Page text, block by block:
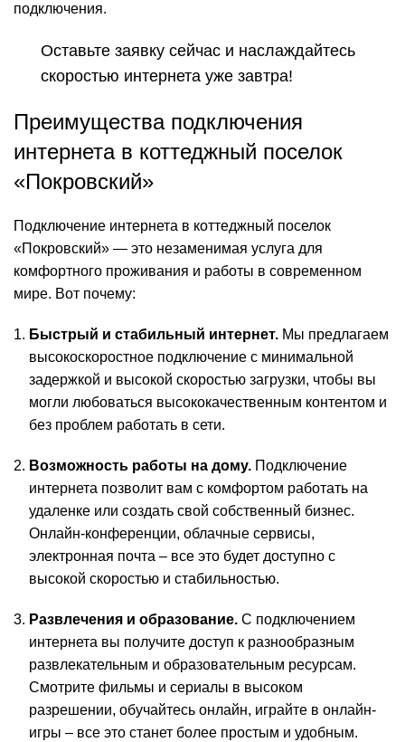
подключения.
Оставьте заявку сейчас и наслаждайтесь
скоростью интернета уже завтра!
Преимущества подключения
интернета в коттеджный поселок
«Покровский»
Подключение интернета в коттеджный поселок
«Покровский» — это незаменимая услуга для
комфортного проживания и работы в современном
мире. Вот почему:
Быстрый и стабильный интернет. Мы предлагаем
высокоскоростное подключение с минимальной
задержкой и высокой скоростью загрузки, чтобы вы
могли любоваться высококачественным контентом и
без проблем работать в сети.
Возможность работы на дому. Подключение
интернета позволит вам с комфортом работать на
удаленке или создать свой собственный бизнес.
Онлайн-конференции, облачные сервисы,
электронная почта – все это будет доступно с
высокой скоростью и стабильностью.
Развлечения и образование. С подключением
интернета вы получите доступ к разнообразным
развлекательным и образовательным ресурсам.
Смотрите фильмы и сериалы в высоком
разрешении, обучайтесь онлайн, играйте в онлайн-
игры – все это станет более простым и удобным.